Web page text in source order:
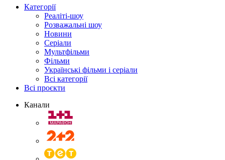
Категорії
Реаліті-шоу
Розважальні шоу
Новини
Серіали
Мультфільми
Фільми
Українські фільми і серіали
Всі категорії
Всі проєкти
Канали